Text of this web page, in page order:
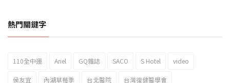
2023新北市北海岸國際風箏節「風在石起」霸氣回歸
熱門關鍵字
110全中運 Ariel GQ雜誌 SACO S Hotel video
侯友宜 內湖草莓季 台北醫院 台灣復健醫學會